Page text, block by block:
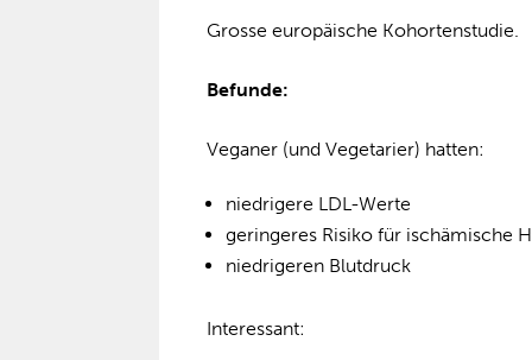
Grosse europäische Kohortenstudie.
Befunde:
Veganer (und Vegetarier) hatten:
niedrigere LDL-Werte
geringeres Risiko für ischämische
niedrigeren Blutdruck
Interessant: